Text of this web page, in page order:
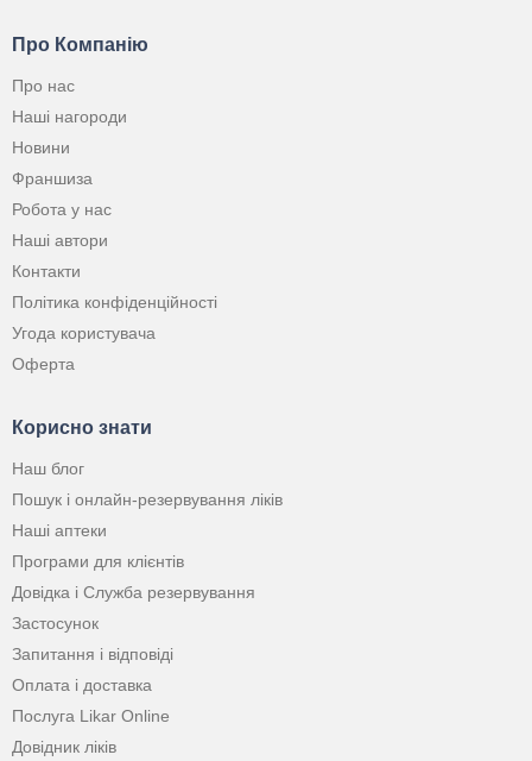
Про Компанію
Про нас
Наші нагороди
Новини
Франшиза
Робота у нас
Наші автори
Контакти
Політика конфіденційності
Угода користувача
Оферта
Корисно знати
Наш блог
Пошук і онлайн-резервування ліків
Наші аптеки
Програми для клієнтів
Довідка і Служба резервування
Застосунок
Запитання і відповіді
Оплата і доставка
Послуга Likar Online
Довідник ліків